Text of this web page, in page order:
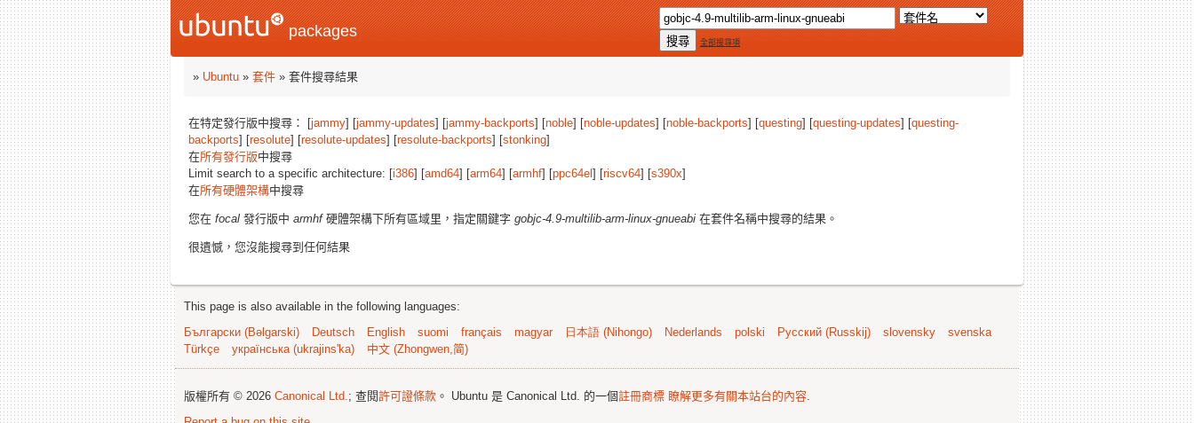
packages
全部搜尋項
» Ubuntu » 套件 » 套件搜尋結果
在特定發行版中搜尋： [jammy] [jammy-updates] [jammy-backports] [noble] [noble-updates] [noble-backports] [questing] [questing-updates] [questing-
backports] [resolute] [resolute-updates] [resolute-backports] [stonking]
在所有發行版中搜尋
Limit search to a specific architecture: [i386] [amd64] [arm64] [armhf] [ppc64el ] [riscv64] [s390x]
在所有硬體架構中搜尋
您在 focal 發行版中 armhf硬體架構下所有區域里，指定關鍵字 gobjc-4.9-multilib-arm-linux-gnueabi 在套件名稱中搜尋的結果。
很遺憾，您沒能搜尋到任何結果
This page is also available in the following languages:
Български (Bəlgarski)
Deutsch English suomi français magyar 日本語 (Nihongo) Nederlands polski Русский (Russkij) slovensky
svenska
Türkçe
українська (ukrajins'ka) 中文 (Zhongwen,简)
版權所有 © 2026 Canonical Ltd.; 查閱許可證條款 。 Ubuntu 是 Canonical Ltd. 的一個註冊商標 瞭解更多有關本站台的內容.